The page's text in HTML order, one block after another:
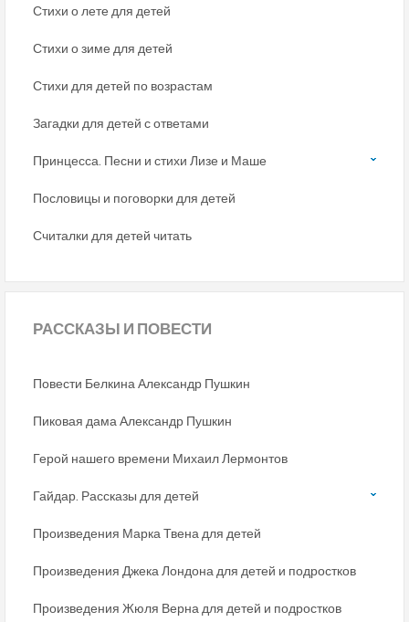
Стихи о лете для детей
Стихи о зиме для детей
Стихи для детей по возрастам
Загадки для детей с ответами
Принцесса. Песни и стихи Лизе и Маше
Пословицы и поговорки для детей
Считалки для детей читать
РАССКАЗЫ И ПОВЕСТИ
Повести Белкина Александр Пушкин
Пиковая дама Александр Пушкин
Герой нашего времени Михаил Лермонтов
Гайдар. Рассказы для детей
Произведения Марка Твена для детей
Произведения Джека Лондона для детей и подростков
Произведения Жюля Верна для детей и подростков